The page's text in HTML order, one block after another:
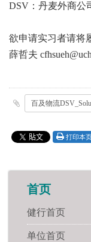
DSV：丹麦外商公
欲申请实习者请将
薛哲夫
打印本
首页
健行首页
单位首页